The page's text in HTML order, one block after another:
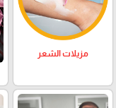
مزيلات الشعر